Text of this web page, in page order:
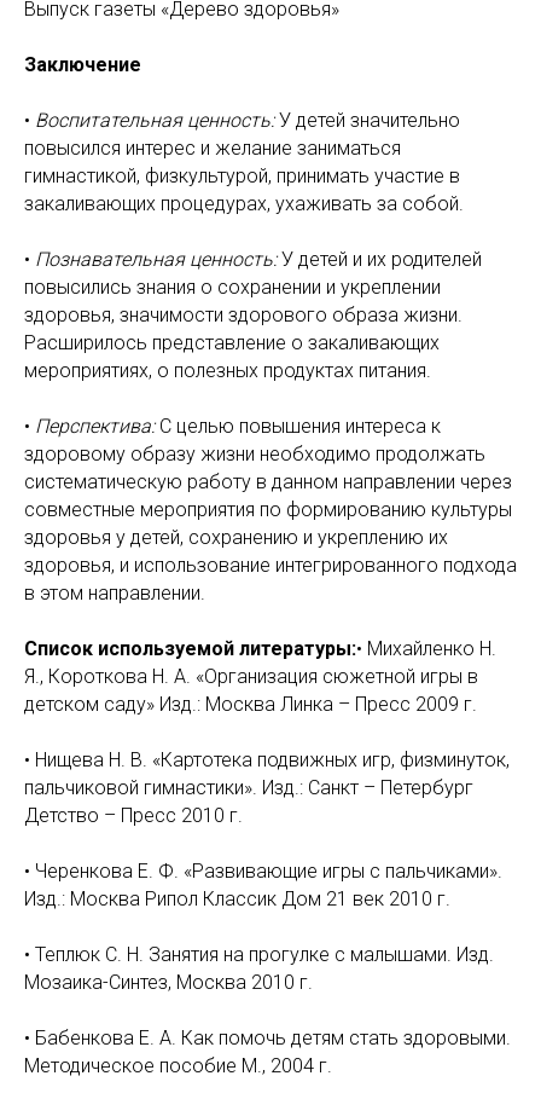
Выпуск газеты «Дерево здоровья»
Заключение
• Воспитательная ценность:У детей значительно
повысился интерес и желание заниматься
гимнастикой, физкультурой, принимать участие в
закаливающих процедурах, ухаживать за собой.
• Познавательная ценность:У детей и их родителей
повысились знания о сохранении и укреплении
здоровья, значимости здорового образа жизни.
Расширилось представление о закаливающих
мероприятиях, о полезных продуктах питания.
• Перспектива:С целью повышения интереса к
здоровому образу жизни необходимо продолжать
систематическую работу в данном направлении через
совместные мероприятия по формированию культуры
здоровья у детей, сохранению и укреплению их
здоровья, и использование интегрированного подхода
в этом направлении.
Список используемой литературы:• Михайленко Н.
Я., Короткова Н. А. «Организация сюжетной игры в
детском саду» Изд.: Москва Линка – Пресс 2009 г.
• Нищева Н. В. «Картотека подвижных игр, физминуток,
пальчиковой гимнастики». Изд.: Санкт – Петербург
Детство – Пресс 2010 г.
• Черенкова Е. Ф. «Развивающие игры с пальчиками».
Изд.: Москва Рипол Классик Дом 21 век 2010 г.
• Теплюк С. Н. Занятия на прогулке с малышами. Изд.
Мозаика-Синтез, Москва 2010 г.
• Бабенкова Е. А. Как помочь детям стать здоровыми.
Методическое пособие М., 2004 г.